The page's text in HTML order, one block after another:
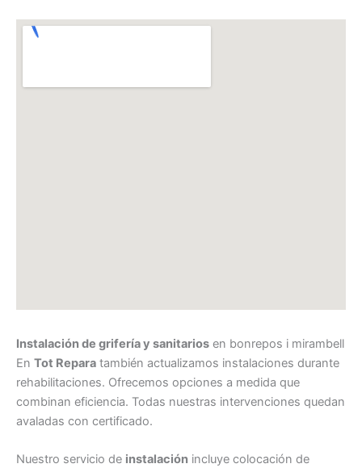
Instalación de grifería y sanitarios en bonrepos i mirambell
En Tot Repara también actualizamos instalaciones durante
rehabilitaciones. Ofrecemos opciones a medida que
combinan eficiencia. Todas nuestras intervenciones quedan
avaladas con certificado.
Nuestro servicio de instalación incluye colocación de